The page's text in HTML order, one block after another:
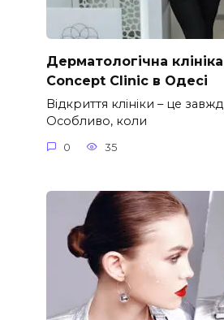
Дерматологічна
Concept Clinic в Одесі
Відкриття клініки – це
Особливо, коли
0 35